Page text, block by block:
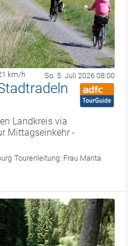
km/h So. 5. Juli 2026 08:00
Landkreis via
Mittagseinkehr -
Tourenleitung: Frau Marita